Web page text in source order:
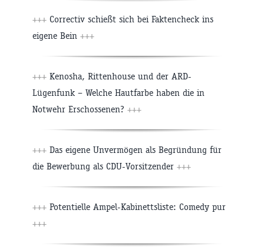
+++ Correctiv schießt sich bei Faktencheck ins
eigene Bein +++
+++ Kenosha, Rittenhouse und der ARD-
Lügenfunk – Welche Hautfarbe haben die in
Notwehr Erschossenen? +++
+++ Das eigene Unvermögen als Begründung für
die Bewerbung als CDU-Vorsitzender +++
+++ Potentielle Ampel-Kabinettsliste: Comedy pur
+++